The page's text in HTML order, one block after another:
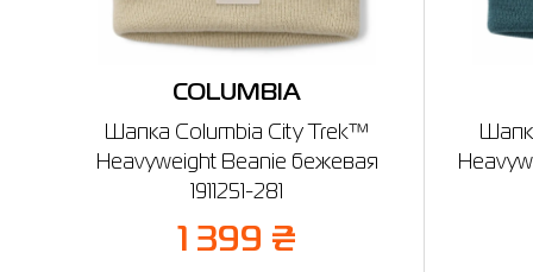
COLUMBIA
Шапка Columbia City Trek™
Heavyweight Beanie бежевая
1911251-281
1 399 ₴